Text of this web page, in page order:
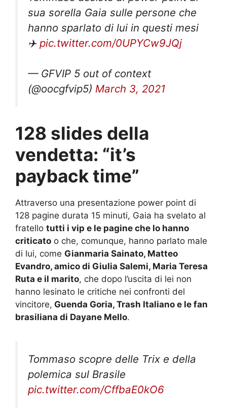
sua sorella Gaia sulle persone che
hanno sparlato di lui in questi mesi
✈️ pic.twitter.com/0UPYCw9JQj
— GFVIP 5 out of context
(@oocgfvip5) March 3, 2021
128 slides della
vendetta: “it’s
payback time”
Attraverso una presentazione power point di
128 pagine durata 15 minuti, Gaia ha svelato al
fratellotutti i vip e le pagine che lo hanno
criticato
o che, comunque, hanno parlato male
di lui, come
Gianmaria Sainato, Matteo
Evandro, amico di Giulia Salemi, Maria Teresa
Ruta e il marito
, che dopo l’uscita di lei non
hanno lesinato le critiche nei confronti del
vincitore,
Guenda Goria, Trash Italiano e le fan
brasiliana di Dayane Mello
polemica sul Brasile
pic.twitter.com/CffbaE0kO6